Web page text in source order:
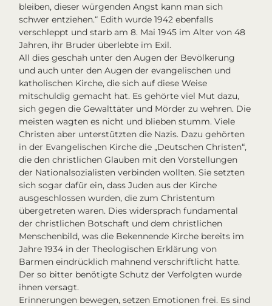
bleiben, dieser würgenden Angst kann man sich
schwer entziehen.“ Edith wurde 1942 ebenfalls
verschleppt und starb am 8. Mai 1945 im Alter von 48
Jahren, ihr Bruder überlebte im Exil.
All dies geschah unter den Augen der Bevölkerung
und auch unter den Augen der evangelischen und
katholischen Kirche, die sich auf diese Weise
mitschuldig gemacht hat. Es gehörte viel Mut dazu,
sich gegen die Gewalttäter und Mörder zu wehren. Die
meisten wagten es nicht und blieben stumm. Viele
Christen aber unterstützten die Nazis. Dazu gehörten
in der Evangelischen Kirche die „Deutschen Christen“,
die den christlichen Glauben mit den Vorstellungen
der Nationalsozialisten verbinden wollten. Sie setzten
sich sogar dafür ein, dass Juden aus der Kirche
ausgeschlossen wurden, die zum Christentum
übergetreten waren. Dies widersprach fundamental
der christlichen Botschaft und dem christlichen
Menschenbild, was die Bekennende Kirche bereits im
Jahre 1934 in der Theologischen Erklärung von
Barmen eindrücklich mahnend verschriftlicht hatte.
Der so bitter benötigte Schutz der Verfolgten wurde
ihnen versagt.
Erinnerungen bewegen, setzen Emotionen frei. Es sind